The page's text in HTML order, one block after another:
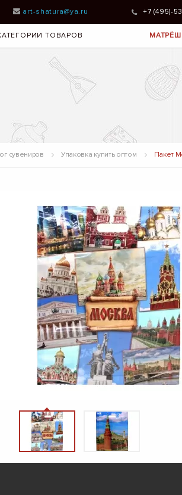
art-shatura@ya.ru +7 (495)-
ТОВАРОВ
сувениров Упаковка купить оптом Пакет